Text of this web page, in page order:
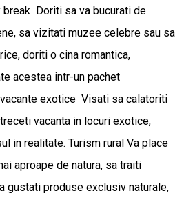
break Doriti sa va bucurati de
sa vizitati muzee celebre sau sa
doriti o cina romantica,
acestea intr-un pachet
exotice Visati sa calatoriti
vacanta in locuri exotice,
in realitate. Turism rural Va place
aproape de natura, sa traiti
gustati produse exclusiv naturale,